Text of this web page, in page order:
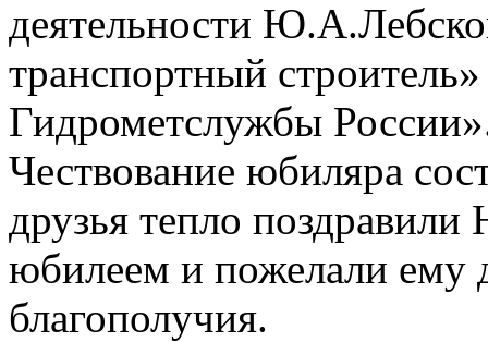
деятельности
транспортный
Гидрометслужбы
Чествование юбиляра
друзья тепло
юбилеем и пожелали ему
благополучия.